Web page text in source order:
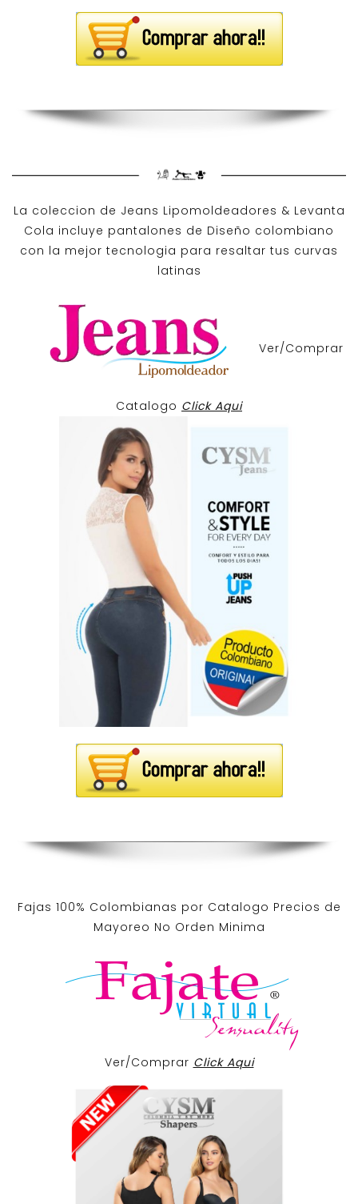
La coleccion de Jeans Lipomoldeadores & Levanta
Cola incluye pantalones de Diseño colombiano
con la mejor tecnologia para resaltar tus curvas
latinas
Ver/Comprar
Catalogo Click Aqui
Fajas 100% Colombianas por Catalogo Precios de
Mayoreo No Orden Minima
Ver/Comprar Click Aqui